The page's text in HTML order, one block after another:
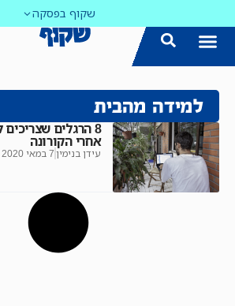
שקוף בפסקה
למידה מהבית
8 הרגלים
אחרי הקורונה
עידן בנימין 7 במאי 2020